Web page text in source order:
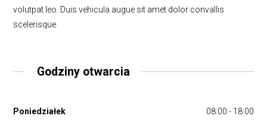
volutpat leo. Duis vehicula augue sit amet dolor convallis
scelerisque.
Godziny otwarcia
Poniedziałek 08:00 - 18:00